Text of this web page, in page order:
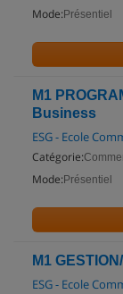
Mode: Présentiel
M1
Business
ESG - Ecole
Catégorie:
Mode: Présentiel
M1
ESG - Ecole